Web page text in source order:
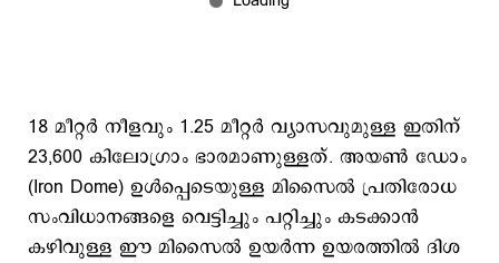
18 മീറ്റര്‍ നീളവും 1.25 മീറ്റർ വ്യാസവുമുള്ള ഇതിന്
23,600 കിലോഗ്രാം ഭാരമാണുള്ളത്. അയണ്‍ ഡോം
(Iron Dome) ഉള്‍പ്പെടെയുള്ള മിസൈല്‍ പ്രതിരോധ
സംവിധാനങ്ങളെ വെട്ടിച്ചും പറ്റിച്ചും കടക്കാന്‍
കഴിവുള്ള ഈ മിസൈല്‍ ഉയര്‍ന്ന ഉയരത്തില്‍ ദിശ